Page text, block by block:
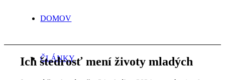
DOMOV
ČLÁNKY
Ich štedrosť mení životy mladých